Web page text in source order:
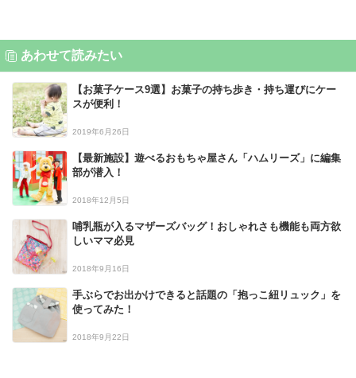
あわせて読みたい
【お菓子ケース9選】お菓子の持ち歩き・持ち運びにケー
スが便利！
2019年6月26日
【最新施設】遊べるおもちゃ屋さん「ハムリーズ」に編集
部が潜入！
2018年12月5日
哺乳瓶が入るマザーズバッグ！おしゃれさも機能も両方欲
しいママ必見
2018年9月16日
手ぶらでお出かけできると話題の「抱っこ紐リュック」を
使ってみた！
2018年9月22日